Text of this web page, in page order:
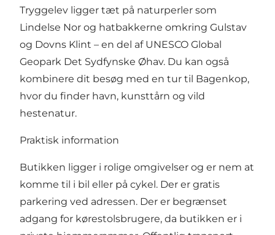
Tryggelev ligger tæt på naturperler som
Lindelse Nor og hatbakkerne omkring Gulstav
og Dovns Klint – en del af UNESCO Global
Geopark Det Sydfynske Øhav. Du kan også
kombinere dit besøg med en tur til Bagenkop,
hvor du finder havn, kunsttårn og vild
hestenatur.
Praktisk information
Butikken ligger i rolige omgivelser og er nem at
komme til i bil eller på cykel. Der er gratis
parkering ved adressen. Der er begrænset
adgang for kørestolsbrugere, da butikken er i